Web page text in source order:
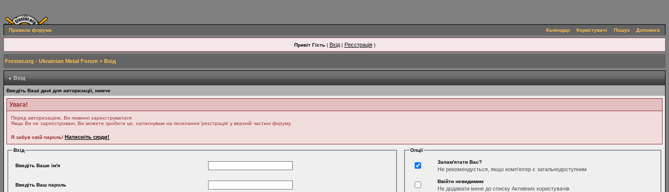
Правила форума Календар Користувачі Пошук Допомога
Привіт Гість( Вхід| Реєстрація)
Froster.org - Ukrainian Metal Forum > Вхід
Вхід
Введіть Ваші дані для авторизації, нижче
Увага!
Перед авторизацією, Ви повинні зареєструватися
Якщо Ви не зареєстровані, Ви можете зробити це, натиснувши на посилання 'реєстрація' у верхній частині форуму.
Я забув свій пароль! Натисніть сюди!
Вхід
Введіть Ваше ім'я
Введіть Ваш пароль
Опції
Запам'ятати Вас?
Не рекомендується, якщо комп'ютер є загальнодоступним
Ввійти невидимим
Не додавати мене до списку Активних користувачів